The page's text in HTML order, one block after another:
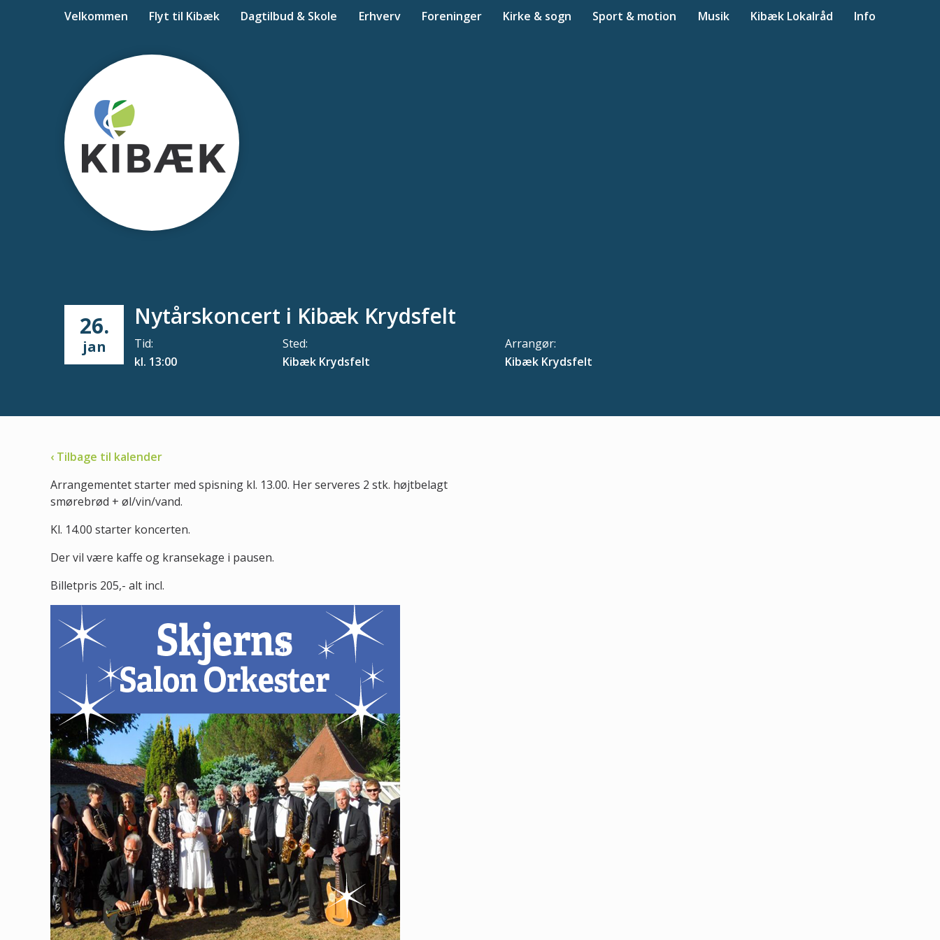
Velkommen Flyt til Kibæk Dagtilbud & Skole Erhverv Foreninger Kirke & sogn Sport & motion Musik Kibæk Lokalråd Info
26.
jan
Nytårskoncert i Kibæk Krydsfelt
Tid:
kl. 13:00
Sted:
Kibæk Krydsfelt
Arrangør:
Kibæk Krydsfelt
‹ Tilbage til kalender
Arrangementet starter med spisning kl. 13.00. Her serveres 2 stk. højtbelagt
smørebrød + øl/vin/vand.
Kl. 14.00 starter koncerten.
Der vil være kaffe og kransekage i pausen.
Billetpris 205,- alt incl.